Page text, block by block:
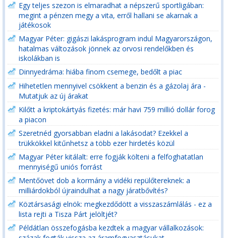
Egy teljes szezon is elmaradhat a népszerű sportligában:
megint a pénzen megy a vita, erről hallani se akarnak a
játékosok
Magyar Péter: gigászi lakásprogram indul Magyarországon,
hatalmas változások jönnek az orvosi rendelőkben és
iskolákban is
Dinnyedráma: hiába finom csemege, bedőlt a piac
Hihetetlen mennyivel csökkent a benzin és a gázolaj ára -
Mutatjuk az új árakat
Kilőtt a kriptokártyás fizetés: már havi 759 millió dollár forog
a piacon
Szeretnéd gyorsabban eladni a lakásodat? Ezekkel a
trükkökkel kitűnhetsz a több ezer hirdetés közül
Magyar Péter kitálalt: erre fogják költeni a felfoghatatlan
mennyiségű uniós forrást
Mentőövet dob a kormány a vidéki repülőtereknek: a
milliárdokból újraindulhat a nagy járatbővítés?
Köztársasági elnök: megkezdődött a visszaszámlálás - ez a
lista rejti a Tisza Párt jelöltjét?
Példátlan összefogásba kezdtek a magyar vállalkozások: